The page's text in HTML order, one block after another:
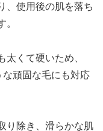
、使用後の肌を落ち
。
太くて硬いため、
頑固な毛にも対応
り除き、滑らかな肌